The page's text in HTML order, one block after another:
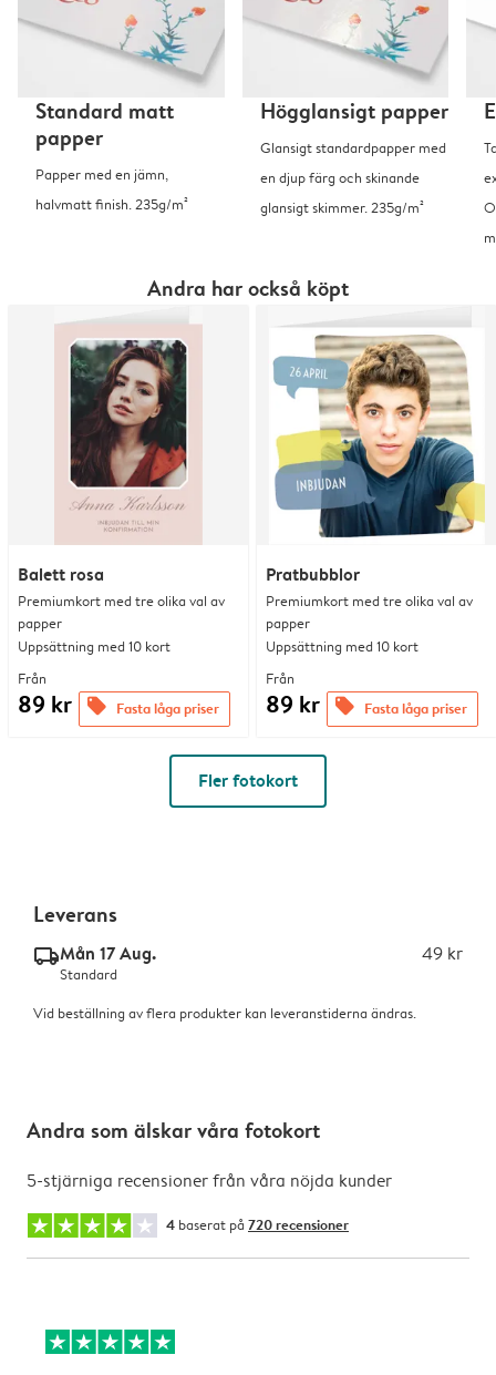
Standard matt
papper
Papper med en jämn,
halvmatt finish. 235g/m²
Högglansigt papper
Glansigt standardpapper med
en djup färg och skinande
glansigt skimmer. 235g/m²
Andra har också köpt
Balett rosa
Premiumkort med tre olika val av
papper
Uppsättning med 10 kort
Från
89 kr offers Fasta låga priser
Pratbubblor
Premiumkort med tre olika val av
papper
Uppsättning med 10 kort
Från
89 kr offers Fasta låga priser
Fler fotokort
Leverans
delivery_standard_v2Mån 17 Aug. 49 kr
Standard
Vid beställning av flera produkter kan leveranstiderna ändras.
Andra som älskar våra fotokort
5-stjärniga recensioner från våra nöjda kunder
4 baserat på 720 recensioner